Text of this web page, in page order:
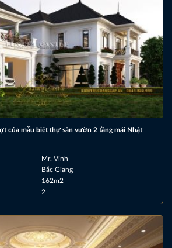
của mẫu biệt thự sân vườn 2 tầng mái Nhật
Mr. Vinh
Bắc Giang
162m2
2